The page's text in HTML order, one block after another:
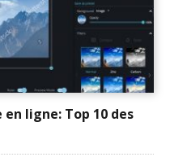
ligne: Top 10 des